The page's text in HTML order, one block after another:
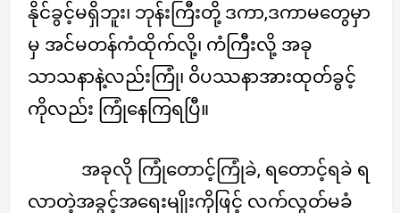
နိုင်ခွင့်မရှိဘူး၊ ဘုန်းကြီးတို့ ဒကာ,ဒကာမတွေမှာ
မှ အင်မတန်ကံထိုက်လို့၊ ကံကြီးလို့ အခု
သာသနာနဲ့လည်းကြုံ၊ ဝိပဿနာအားထုတ်ခွင့်
ကိုလည်း ကြုံနေကြရပြီ။
အခုလို ကြုံတောင့်ကြုံခဲ, ရတောင့်ရခဲ ရ
လာတဲ့အခွင့်အရေးမျိုးကိုဖြင့် လက်လွတ်မခံ